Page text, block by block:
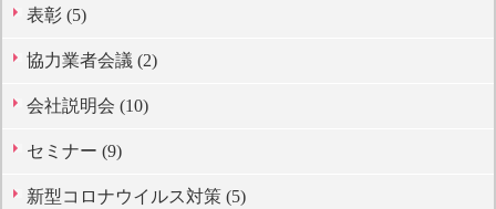
表彰 (5)
協力業者会議 (2)
会社説明会 (10)
セミナー (9)
新型コロナウイルス対策 (5)